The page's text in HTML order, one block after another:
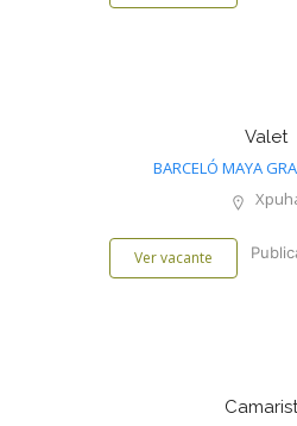
Valet
BARCELÓ MAYA
Ver vacante